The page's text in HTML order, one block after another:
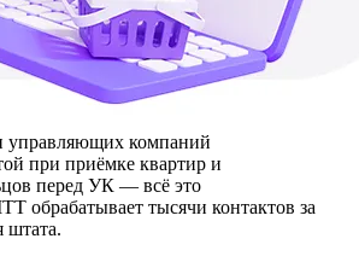
управляющих компаний
при приёмке квартир и
перед УК — всё это
обрабатывает тысячи контактов за
штата.